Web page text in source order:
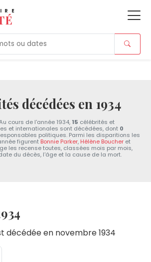
Tendances Morts
décédées en 1934
cours de l'année 1934, 15 célébrités et
et internationales sont décédées, dont 0
politiques. Parmi les disparitions les
figurentBonnie Parker, Hélène Boucher et
les recense toutes, classées mois par mois,
du décès, l'âge et la cause de la mort.
décédée en novembre 1934